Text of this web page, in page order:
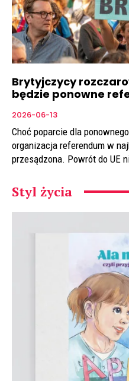
Brytyjczycy
będzie ponowne
2026-06-13
Choć poparcie dla
organizacja referendum w
przesądzona. Powrót do UE
Styl życia